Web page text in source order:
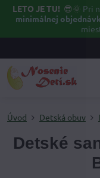
LETO JE TU! 😎🌞 Pri
minimálnej
Úvod Detská obuv
Detské